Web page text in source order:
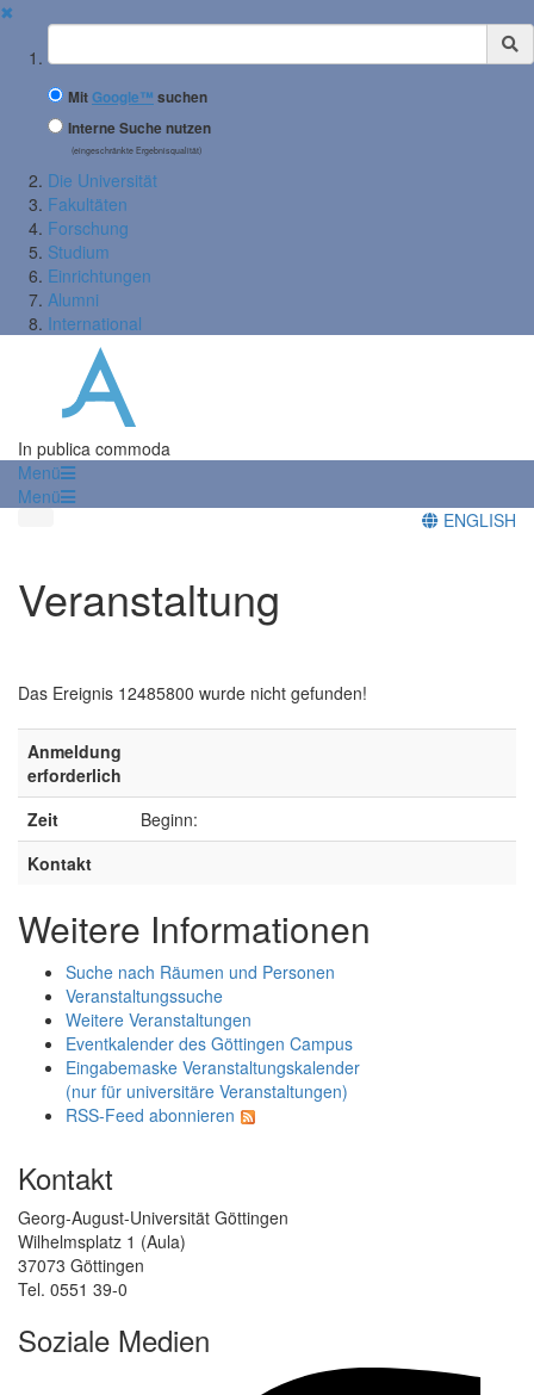
✖
Suchbegriff
MitGoogle™ suchen
Interne Suche nutzen
(eingeschränkte Ergebnisqualität)
Die Universität
Fakultäten
Forschung
Studium
Einrichtungen
Alumni
International
In publica commoda
Menü
Menü
ENGLISH
Veranstaltung
Das Ereignis 12485800 wurde nicht gefunden!
Anmeldung
erforderlich
Zeit
Beginn:
Kontakt
Weitere Informationen
Suche nach Räumen und Personen
Veranstaltungssuche
Weitere Veranstaltungen
Eventkalender des Göttingen Campus
Eingabemaske Veranstaltungskalender
(nur für universitäre Veranstaltungen)
RSS-Feed abonnieren
Kontakt
Georg-August-Universität Göttingen
Wilhelmsplatz 1 (Aula)
37073 Göttingen
Tel. 0551 39-0
Soziale Medien